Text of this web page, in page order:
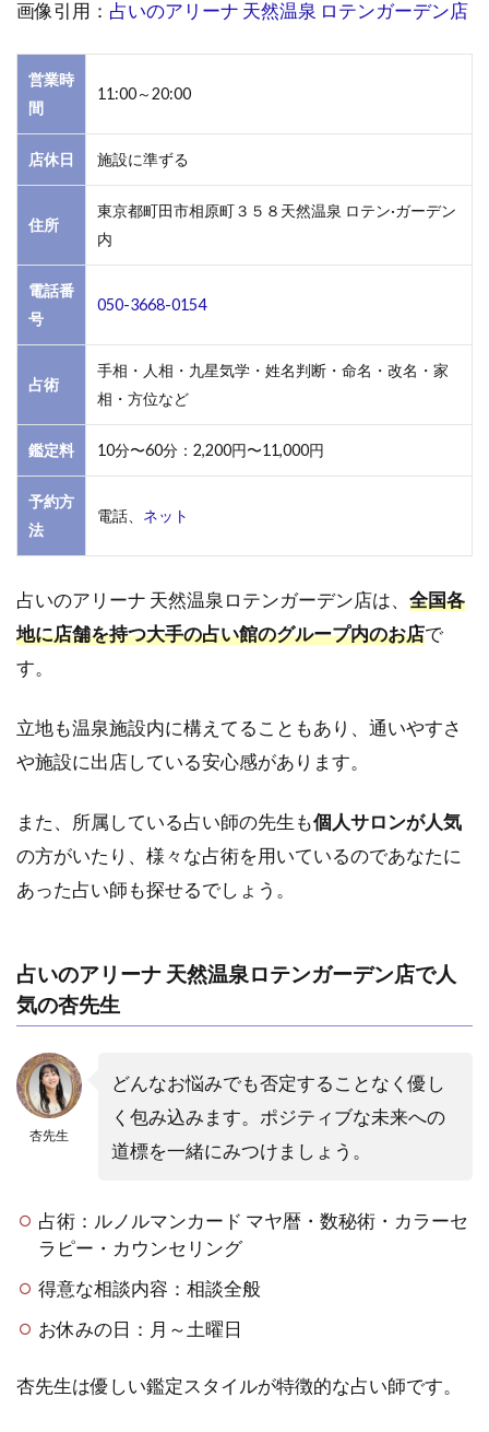
占
さる
山さ
1.6
6．町
田｜
いし
ゃ）
1.7
7．町
ィ開
運館
E&E
田｜町
HOUSE
ーナー
1.9
9．
Selene（セ
1.10
ン 瑠
璃洞
町田の
1.11
11．町
田｜ス
セリン
グ＆占
ン ミ
ライな
び 東
店
画像引用： 占いのアリーナ 天然温泉 ロテンガーデン店
営業時
間
11:00～20:00
店休日 施設に準ずる
住所
東京都町田市相原町３５８天然温泉 ロテン·ガーデン
内
電話番
号
050-3668-0154
占術
手相・人相・九星気学・姓名判断・命名・改名・家
相・方位など
鑑定料 10分〜60分：2,200円〜11,000円
予約方
法
電話、 ネット
占いのアリーナ 天然温泉ロテンガーデン店は、 全国各
地に店舗を持つ大手の占い館のグループ内のお店で
す。
立地も温泉施設内に構えてることもあり、通いやすさ
や施設に出店している安心感があります。
また、所属している占い師の先生も個人サロンが人気
の方がいたり、様々な占術を用いているのであなたに
あった占い師も探せるでしょう。
占いのアリーナ 天然温泉ロテンガーデン店で人
気の杏先生
杏先生
どんなお悩みでも否定することなく優し
く包み込みます。ポジティブな未来への
道標を一緒にみつけましょう。
占術：ルノルマンカード マヤ暦・数秘術・カラーセ
ラピー・カウンセリング
得意な相談内容：相談全般
お休みの日：月～土曜日
杏先生は優しい鑑定スタイルが特徴的な占い師です。